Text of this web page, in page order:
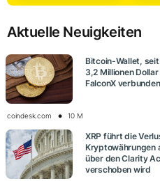
Aktuelle Neuigkeiten
Bitcoin-Wallet,
3,2 Millionen
FalconX
coindesk.com 10 M
XRP führt die
Kryptowährungen
über den Clarity
verschoben wird